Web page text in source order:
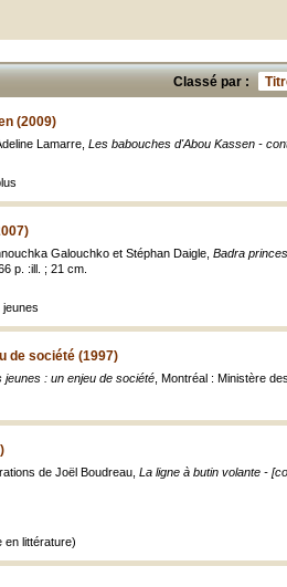
Classé par :
(2009)
Lamarre, Les babouches d'Abou Kassen -
Galouchko et Stéphan Daigle, Badra
p. :ill. ; 21 cm.
de société (1997)
jeunes : un enjeu de société , Montréal : Ministère
de Joël Boudreau, La ligne à butin volante -
en littérature)